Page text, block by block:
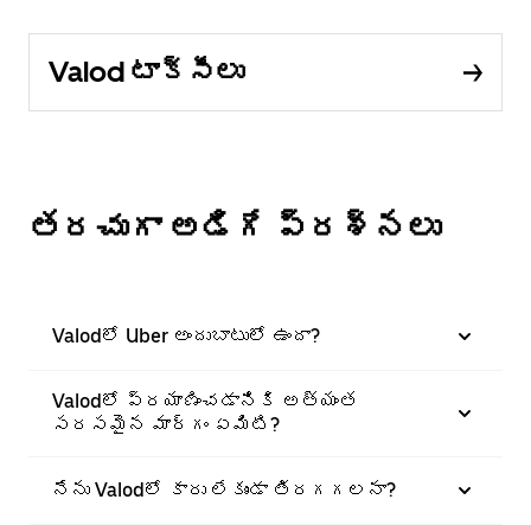
Valod టాక్సీలు
తరచుగా అడిగే ప్రశ్నలు
Valodలో Uber అందుబాటులో ఉందా?
Valodలో ప్రయాణించడానికి అత్యంత
సరసమైన మార్గం ఏమిటి?
నేను Valodలో కారు లేకుండా తిరగగలనా?